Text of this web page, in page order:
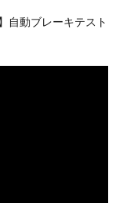
自動ブレーキテスト